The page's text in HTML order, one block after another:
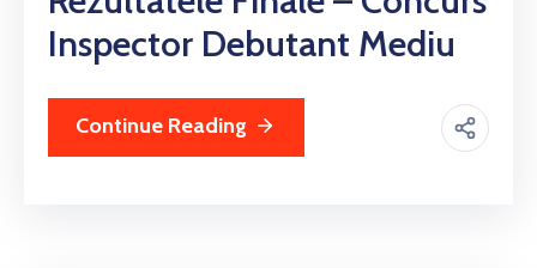
Inspector Debutant Mediu
Continue Reading